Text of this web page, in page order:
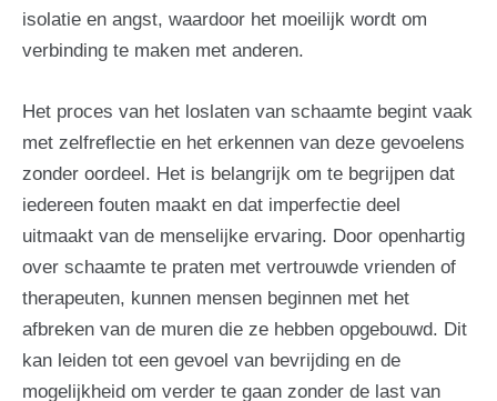
isolatie en angst, waardoor het moeilijk wordt om
verbinding te maken met anderen.
Het proces van het loslaten van schaamte begint vaak
met zelfreflectie en het erkennen van deze gevoelens
zonder oordeel. Het is belangrijk om te begrijpen dat
iedereen fouten maakt en dat imperfectie deel
uitmaakt van de menselijke ervaring. Door openhartig
over schaamte te praten met vertrouwde vrienden of
therapeuten, kunnen mensen beginnen met het
afbreken van de muren die ze hebben opgebouwd. Dit
kan leiden tot een gevoel van bevrijding en de
mogelijkheid om verder te gaan zonder de last van